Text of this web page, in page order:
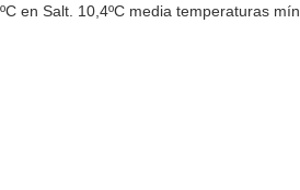
en Salt. 10,4ºC media temperaturas